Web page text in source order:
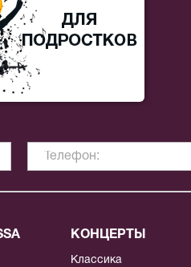
КОНЦЕРТЫ
Классика